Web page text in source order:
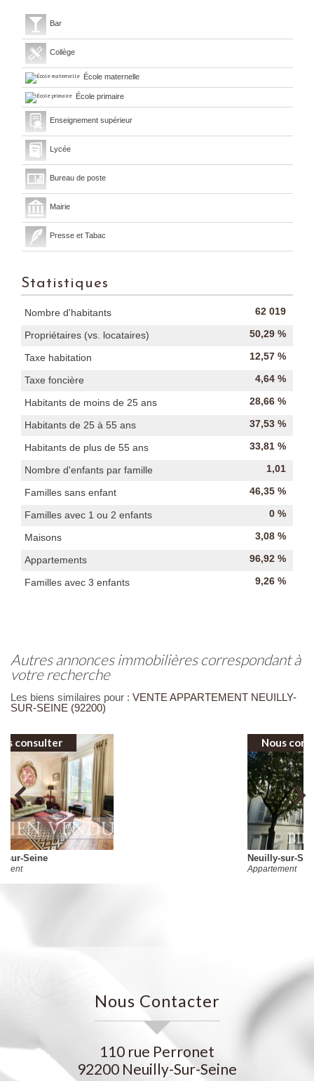
Bar
Collège
École maternelle
École primaire
Enseignement supérieur
Lycée
Bureau de poste
Mairie
Presse et Tabac
Statistiques
Nombre d'habitants 62 019
Propriétaires (vs. locataires) 50,29 %
Taxe habitation 12,57 %
Taxe foncière 4,64 %
Habitants de moins de 25 ans 28,66 %
Habitants de 25 à 55 ans 37,53 %
Habitants de plus de 55 ans 33,81 %
Nombre d'enfants par famille 1,01
Familles sans enfant 46,35 %
Familles avec 1 ou 2 enfants 0 %
Maisons 3,08 %
Appartements 96,92 %
Familles avec 3 enfants 9,26 %
autres annonces immobilières correspondant à
votre recherche
Les biens similaires pour : VENTE APPARTEMENT NEUILLY-
SUR-SEINE (92200)
Nous consulter
Nous Contacter
110 rue Perronet
92200 Neuilly-Sur-Seine